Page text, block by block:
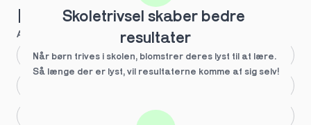
Hvilke behov?
Anbefalet til dig
Fagligt boost
Skoletrivsel skaber bedre
resultater
Når børn trives i skolen, blomstrer deres lyst til at lære.
Så længe der er lyst, vil resultaterne komme af sig selv!